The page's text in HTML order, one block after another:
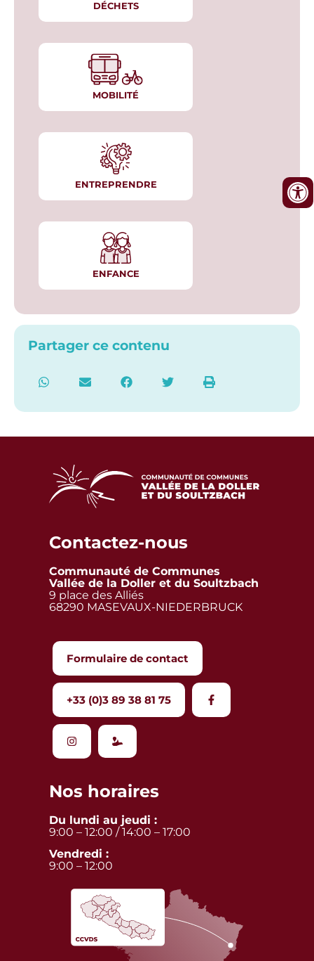
DÉCHETS
MOBILITÉ
ENTREPRENDRE
ENFANCE
Partager ce contenu
Contactez-nous
Communauté de Communes
Vallée de la Doller et du Soultzbach
9 place des Alliés
68290 MASEVAUX-NIEDERBRUCK
Formulaire de contact
+33 (0)3 89 38 81 75
Nos horaires
Du lundi au jeudi :
9:00 – 12:00 / 14:00 – 17:00
Vendredi :
9:00 – 12:00